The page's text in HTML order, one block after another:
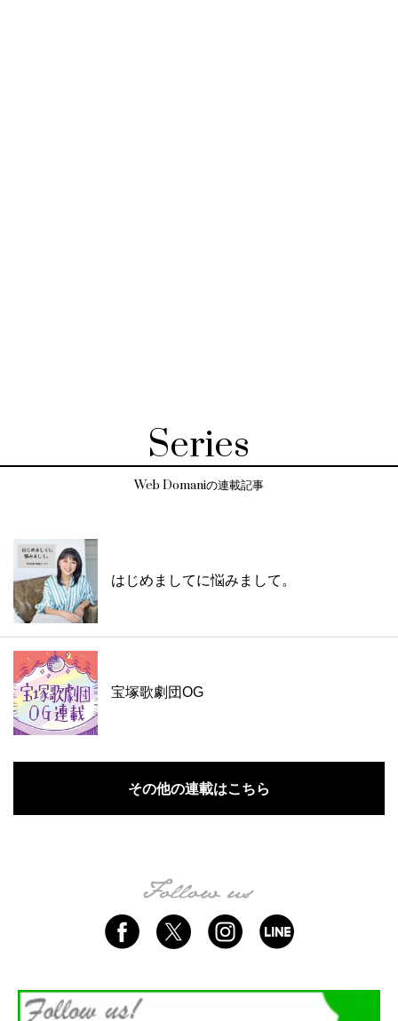
Series
Web Domaniの連載記事
はじめましてに悩みまして。
宝塚歌劇団OG
その他の連載はこちら